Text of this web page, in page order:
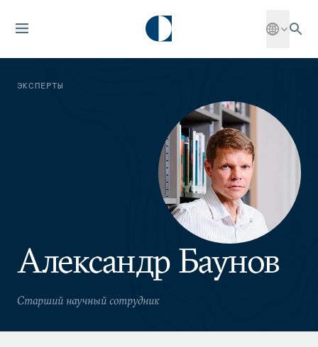
ЭКСПЕРТЫ
Александр Баунов
Старший научный сотрудник